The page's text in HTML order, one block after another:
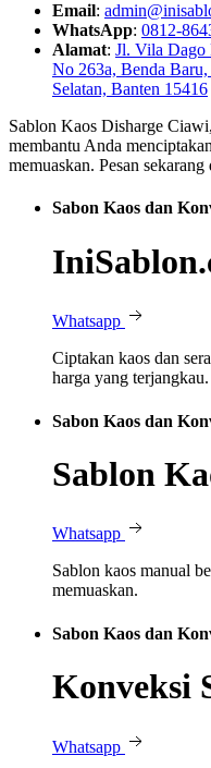
Email:
WhatsApp: 0812-
Alamat: Jl. Vila Dago
No 263a, Benda
Selatan, Banten 15416
Sablon Kaos Disharge
membantu Anda
memuaskan. Pesan
Sabon Kaos dan
Whatsapp
Ciptakan kaos dan
harga yang terjangkau.
Sabon Kaos dan
Sablon
Whatsapp
Sablon kaos manual
memuaskan.
Sabon Kaos dan
Konveksi
Whatsapp